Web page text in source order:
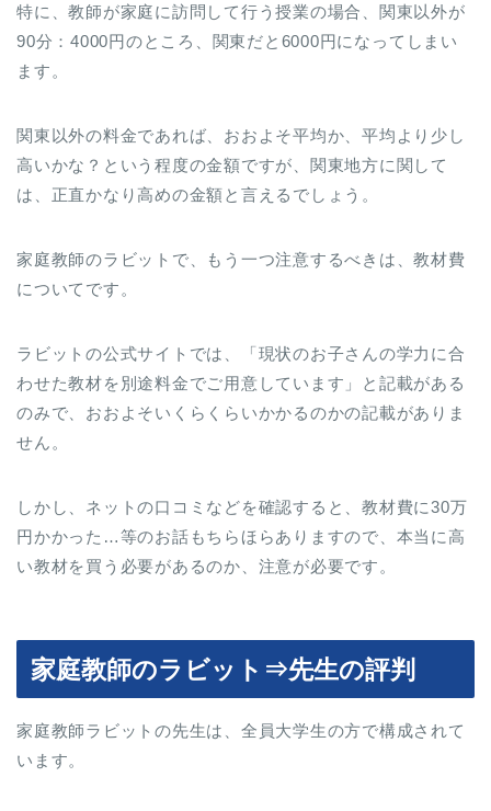
特に、教師が家庭に訪問して行う授業の場合、関東以外が
90分：4000円のところ、関東だと6000円になってしまい
ます。
関東以外の料金であれば、おおよそ平均か、平均より少し
高いかな？という程度の金額ですが、関東地方に関して
は、正直かなり高めの金額と言えるでしょう。
家庭教師のラビットで、もう一つ注意するべきは、教材費
についてです。
ラビットの公式サイトでは、「現状のお子さんの学力に合
わせた教材を別途料金でご用意しています」と記載がある
のみで、おおよそいくらくらいかかるのかの記載がありま
せん。
しかし、ネットの口コミなどを確認すると、教材費に30万
円かかった…等のお話もちらほらありますので、本当に高
い教材を買う必要があるのか、注意が必要です。
家庭教師のラビット⇒先生の評判
家庭教師ラビットの先生は、全員大学生の方で構成されて
います。